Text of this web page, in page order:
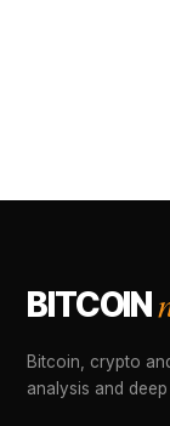
BITCOIN
Bitcoin, crypto
analysis and